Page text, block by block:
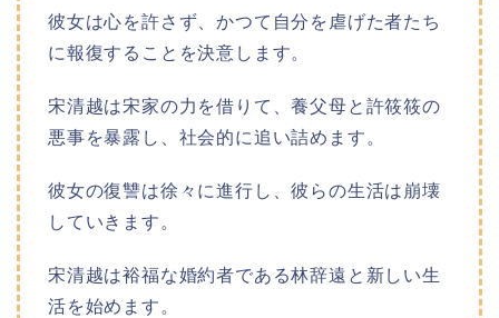
彼女は心を許さず、かつて自分を虐げた者たち
に報復することを決意します。
宋清越は宋家の力を借りて、養父母と許筱筱の
悪事を暴露し、社会的に追い詰めます。
彼女の復讐は徐々に進行し、彼らの生活は崩壊
していきます。
宋清越は裕福な婚約者である林辞遠と新しい生
活を始めます。